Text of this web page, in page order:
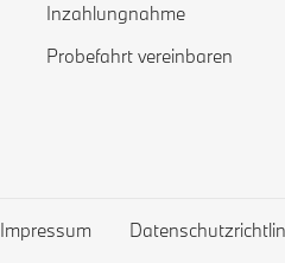
Inzahlungnahme
Probefahrt vereinbaren
Impressum